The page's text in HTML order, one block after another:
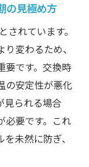
イント
本ステップ
え
重要性
方法
ポイント
の見極め方
れています。
変わるため、
要です。交換時
の安定性が悪化
見られる場合
必要です。これ
未然に防ぎ、